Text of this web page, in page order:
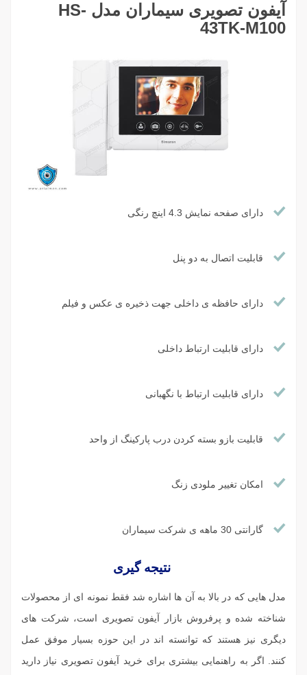
آیفون تصویری سیماران مدل HS-
43TK-M100
دارای صفحه نمایش 4.3 اینچ رنگی
قابلیت اتصال به دو پنل
دارای حافظه ی داخلی جهت ذخیره ی عکس و فیلم
دارای قابلیت ارتباط داخلی
دارای قابلیت ارتباط با نگهبانی
قابلیت بازو بسته کردن درب پارکینگ از واحد
امکان تغییر ملودی زنگ
گارانتی 30 ماهه ی شرکت سیماران
نتیجه گیری
مدل هایی که در بالا به آن ها اشاره شد فقط نمونه ای از محصولات
شناخته شده و پرفروش بازار آیفون تصویری است، شرکت های
دیگری نیز هستند که توانسته اند در این حوزه بسیار موفق عمل
کنند. اگر به راهنمایی بیشتری برای خرید آیفون تصویری نیاز دارید